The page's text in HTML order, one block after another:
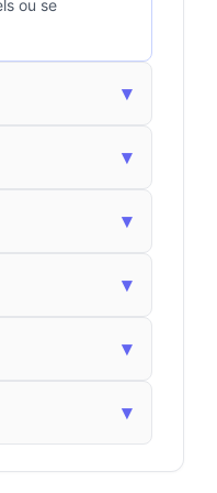
ou se
▾
▾
▾
▾
▾
▾